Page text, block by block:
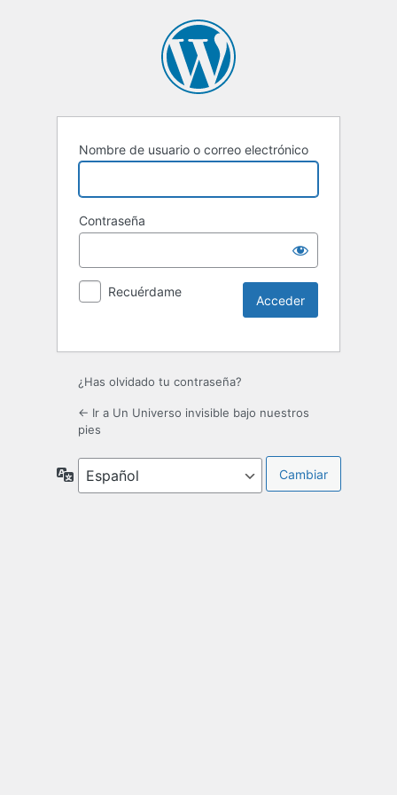
Nombre de usuario o correo electrónico
Contraseña
Recuérdame
¿Has olvidado tu contraseña?
← Ir a Un Universo invisible bajo nuestros
pies
Idioma